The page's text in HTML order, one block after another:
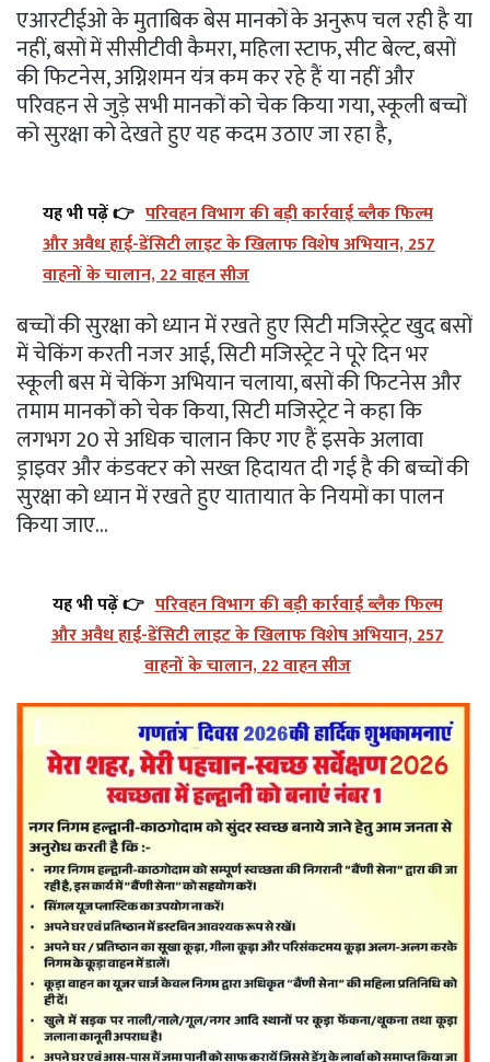
एआरटीईओ के मुताबिक बेस मानकों के अनुरूप चल रही है या
नहीं, बसों में सीसीटीवी कैमरा, महिला स्टाफ, सीट बेल्ट, बसों
की फिटनेस, अग्निशमन यंत्र कम कर रहे हैं या नहीं और
परिवहन से जुड़े सभी मानकों को चेक किया गया, स्कूली बच्चों
को सुरक्षा को देखते हुए यह कदम उठाए जा रहा है,
यह भी पढ़ें 👉 परिवहन विभाग की बड़ी कार्रवाई ब्लैक फिल्म
और अवैध हाई-डेंसिटी लाइट के खिलाफ विशेष अभियान, 257
वाहनों के चालान, 22 वाहन सीज
बच्चों की सुरक्षा को ध्यान में रखते हुए सिटी मजिस्ट्रेट खुद बसों
में चेकिंग करती नजर आई, सिटी मजिस्ट्रेट ने पूरे दिन भर
स्कूली बस में चेकिंग अभियान चलाया, बसों की फिटनेस और
तमाम मानकों को चेक किया, सिटी मजिस्ट्रेट ने कहा कि
लगभग 20 से अधिक चालान किए गए हैं इसके अलावा
ड्राइवर और कंडक्टर को सख्त हिदायत दी गई है की बच्चों की
सुरक्षा को ध्यान में रखते हुए यातायात के नियमों का पालन
किया जाए…
यह भी पढ़ें 👉 परिवहन विभाग की बड़ी कार्रवाई ब्लैक फिल्म
और अवैध हाई-डेंसिटी लाइट के खिलाफ विशेष अभियान, 257
वाहनों के चालान, 22 वाहन सीज